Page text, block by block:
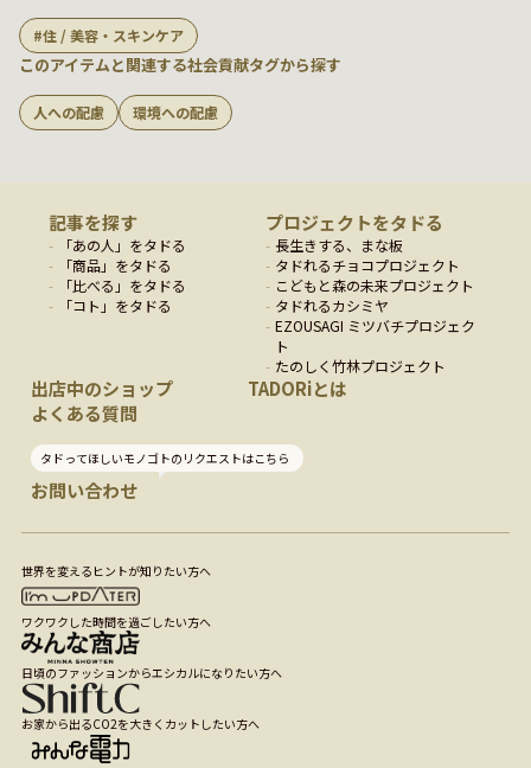
住 / 美容・スキンケア
このアイテムと関連する社会貢献タグから探す
人への配慮 環境への配慮
記事を探す
「あの人 」をタドる
「商品」をタドる
「比べる 」をタドる
「コト 」をタドる
プロジェクトをタドる
長生きする、まな板
タドれるチョコプロジェクト
こどもと森の未来プロジェクト
タドれるカシミヤ
EZOUSAGI ミツバチプロジェク
ト
たのしく竹林プロジェクト
出店中のショップ
TADORiとは
よくある質問
タドってほしいモノゴトのリクエストはこちら
お問い合わせ
世界を変えるヒントが知りたい方へ
ワクワクした時間を過ごしたい方へ
日頃のファッションからエシカルになりたい方へ
お家から出るCO2を大きくカットしたい方へ